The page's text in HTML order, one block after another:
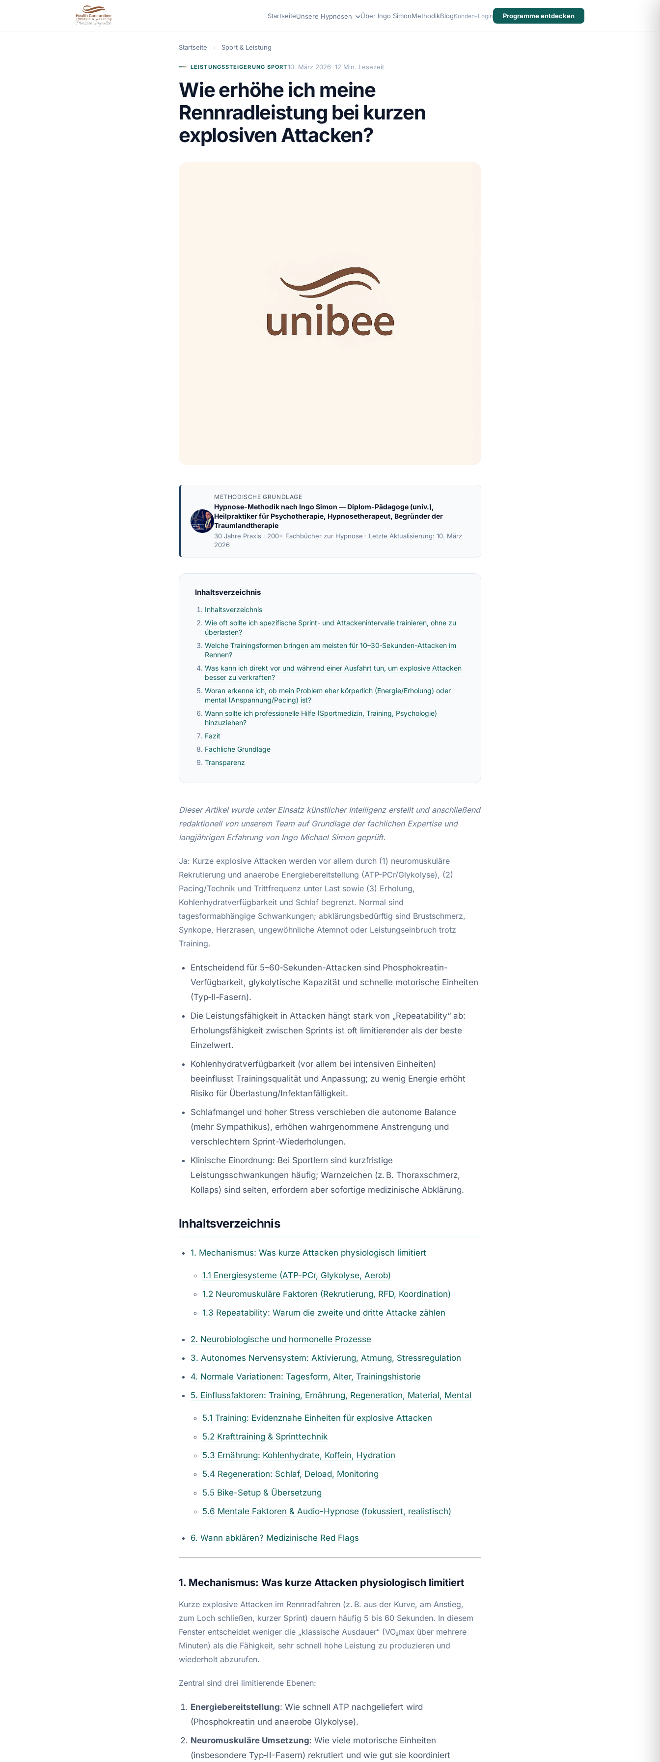
StartseiteUnsere Hypnosen Über Ingo SimonMethodikBlogKunden-Login Programme entdecken
Startseite › Sport & Leistung
LEISTUNGSSTEIGERUNG SPORT10. März 2026· 12 Min. Lesezeit
Wie erhöhe ich meine
Rennradleistung bei kurzen
explosiven Attacken?
METHODISCHE GRUNDLAGE
Hypnose-Methodik nach Ingo Simon — Diplom-Pädagoge (univ.),
Heilpraktiker für Psychotherapie, Hypnosetherapeut, Begründer der
Traumlandtherapie
30 Jahre Praxis · 200+ Fachbücher zur Hypnose · Letzte Aktualisierung: 10. März
2026
Inhaltsverzeichnis
Inhaltsverzeichnis
Wie oft sollte ich spezifische Sprint- und Attackenintervalle trainieren, ohne zu
überlasten?
Welche Trainingsformen bringen am meisten für 10–30‑Sekunden-Attacken im
Rennen?
Was kann ich direkt vor und während einer Ausfahrt tun, um explosive Attacken
besser zu verkraften?
Woran erkenne ich, ob mein Problem eher körperlich (Energie/Erholung) oder
mental (Anspannung/Pacing) ist?
Wann sollte ich professionelle Hilfe (Sportmedizin, Training, Psychologie)
hinzuziehen?
Fazit
Fachliche Grundlage
Transparenz
Dieser Artikel wurde unter Einsatz künstlicher Intelligenz erstellt und anschließend
redaktionell von unserem Team auf Grundlage der fachlichen Expertise und
langjährigen Erfahrung von Ingo Michael Simon geprüft.
Ja: Kurze explosive Attacken werden vor allem durch (1) neuromuskuläre
Rekrutierung und anaerobe Energiebereitstellung (ATP-PCr/Glykolyse), (2)
Pacing/Technik und Trittfrequenz unter Last sowie (3) Erholung,
Kohlenhydratverfügbarkeit und Schlaf begrenzt. Normal sind
tagesformabhängige Schwankungen; abklärungsbedürftig sind Brustschmerz,
Synkope, Herzrasen, ungewöhnliche Atemnot oder Leistungseinbruch trotz
Training.
Entscheidend für 5–60‑Sekunden-Attacken sind Phosphokreatin-
Verfügbarkeit, glykolytische Kapazität und schnelle motorische Einheiten
(Typ‑II‑Fasern).
Die Leistungsfähigkeit in Attacken hängt stark von „Repeatability“ ab:
Erholungsfähigkeit zwischen Sprints ist oft limitierender als der beste
Einzelwert.
Kohlenhydratverfügbarkeit (vor allem bei intensiven Einheiten)
beeinflusst Trainingsqualität und Anpassung; zu wenig Energie erhöht
Risiko für Überlastung/Infektanfälligkeit.
Schlafmangel und hoher Stress verschieben die autonome Balance
(mehr Sympathikus), erhöhen wahrgenommene Anstrengung und
verschlechtern Sprint-Wiederholungen.
Klinische Einordnung: Bei Sportlern sind kurzfristige
Leistungsschwankungen häufig; Warnzeichen (z. B. Thoraxschmerz,
Kollaps) sind selten, erfordern aber sofortige medizinische Abklärung.
Inhaltsverzeichnis
1. Mechanismus: Was kurze Attacken physiologisch limitiert
1.1 Energiesysteme (ATP-PCr, Glykolyse, Aerob)
1.2 Neuromuskuläre Faktoren (Rekrutierung, RFD, Koordination)
1.3 Repeatability: Warum die zweite und dritte Attacke zählen
2. Neurobiologische und hormonelle Prozesse
3. Autonomes Nervensystem: Aktivierung, Atmung, Stressregulation
4. Normale Variationen: Tagesform, Alter, Trainingshistorie
5. Einflussfaktoren: Training, Ernährung, Regeneration, Material, Mental
5.1 Training: Evidenznahe Einheiten für explosive Attacken
5.2 Krafttraining & Sprinttechnik
5.3 Ernährung: Kohlenhydrate, Koffein, Hydration
5.4 Regeneration: Schlaf, Deload, Monitoring
5.5 Bike-Setup & Übersetzung
5.6 Mentale Faktoren & Audio-Hypnose (fokussiert, realistisch)
6. Wann abklären? Medizinische Red Flags
1. Mechanismus: Was kurze Attacken physiologisch limitiert
Kurze explosive Attacken im Rennradfahren (z. B. aus der Kurve, am Anstieg,
zum Loch schließen, kurzer Sprint) dauern häufig 5 bis 60 Sekunden. In diesem
Fenster entscheidet weniger die „klassische Ausdauer“ (VO₂max über mehrere
Minuten) als die Fähigkeit, sehr schnell hohe Leistung zu produzieren und
wiederholt abzurufen.
Zentral sind drei limitierende Ebenen:
Energiebereitstellung: Wie schnell ATP nachgeliefert wird
(Phosphokreatin und anaerobe Glykolyse).
Neuromuskuläre Umsetzung: Wie viele motorische Einheiten
(insbesondere Typ‑II-Fasern) rekrutiert und wie gut sie koordiniert